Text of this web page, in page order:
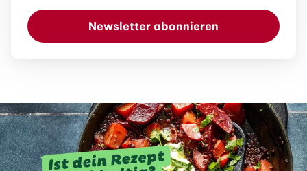
Newsletter abonnieren